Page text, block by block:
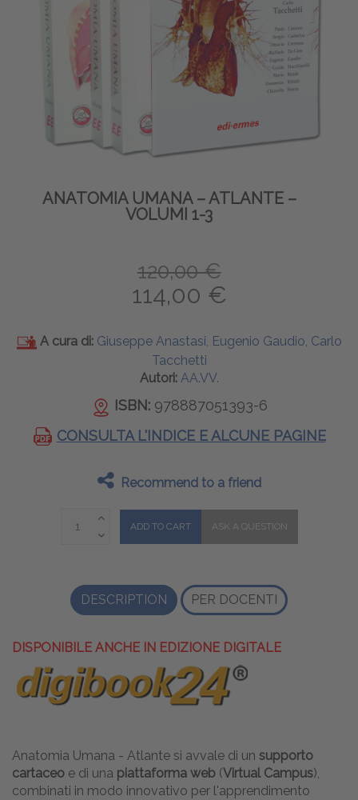
ANATOMIA UMANA – ATLANTE –
VOLUMI 1-3
120,00 €
114,00 €
A cura di: Giuseppe Anastasi, Eugenio Gaudio, Carlo
Tacchetti
Autori: AA.VV.
ISBN:978887051393-6
CONSULTA L'INDICE E ALCUNE PAGINE
Recommend to a friend
DESCRIPTION PER DOCENTI
DISPONIBILE ANCHE IN EDIZIONE DIGITALE
Anatomia Umana - Atlante si avvale di un supporto
cartaceo e di una piattaforma web (Virtual Campus),
combinati in modo innovativo per l'apprendimento